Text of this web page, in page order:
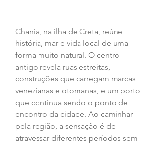
Chania, na ilha de Creta, reúne
história, mar e vida local de uma
forma muito natural. O centro
antigo revela ruas estreitas,
construções que carregam marcas
venezianas e otomanas, e um porto
que continua sendo o ponto de
encontro da cidade. Ao caminhar
pela região, a sensação é de
atravessar diferentes períodos sem